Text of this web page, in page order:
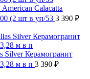
Calacatta
(2 шт в уп/53 3 390 ₽
Silver Керамогранит
м в п 3 390 ₽